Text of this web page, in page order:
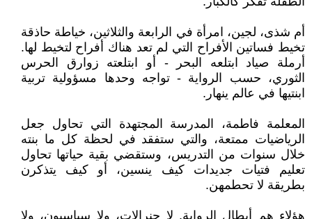
أم شذى، لجين، امرأة في الرابعة والثلاثين، خياطة حاذقة
تخيط فساتين الأفراح التي لم تعد هناك أفراح لتخيط لها.
أرملة صياد ابتلعه البحر - أو ابتلعته زوارق الحرس
الثوري، حسب الرواية - تواجه وحدها مسؤولية تربية
ابنتيها في عالم ينهار.
المعلمة فاطمة، المدرسة المجتهدة التي تحاول جعل
الرياضيات ممتعة، والتي ستفقد في لحظة كل ما بنته
خلال سنوات من التدريس، وستقضي بقية حياتها تحاول
تعليم فتيات جديدات كيف ينسين، أو كيف يتذكرن
بطريقة لا تحطمهن.
هؤلاء هم أبطال الرواية. لا جنرالات، ولا سياسيون، ولا